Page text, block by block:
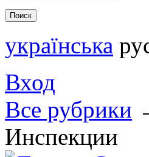
українська
Вход
Все рубрики
Инспекции